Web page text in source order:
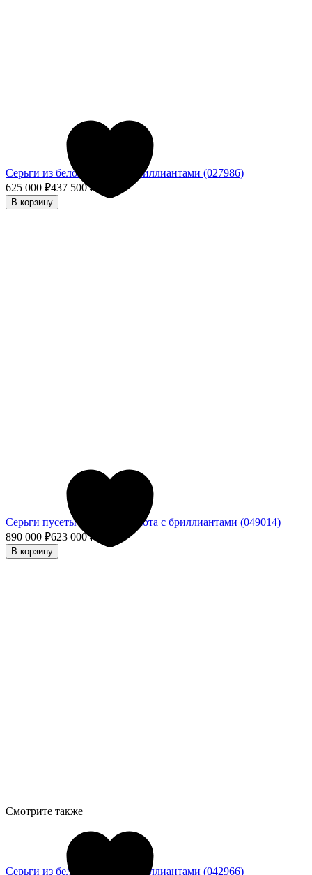
Серьги из белого золота с бриллиантами (027986)
625 000 ₽437 500₽
В корзину
Серьги пусеты из белого золота с бриллиантами (049014)
890 000 ₽623 000₽
В корзину
Серьги из белого золота с бриллиантами (042966)
Смотрите также